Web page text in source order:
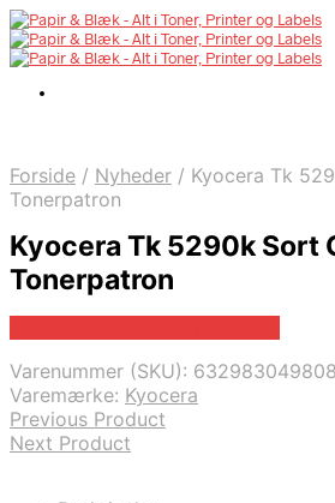
Forside / Nyheder / Kyocera Tk
Tonerpatron
Kyocera Tk 5290k Sort
Tonerpatron
Varenummer (SKU): 632983049808
Varemærke: Kyocera
Previous Product
Next Product